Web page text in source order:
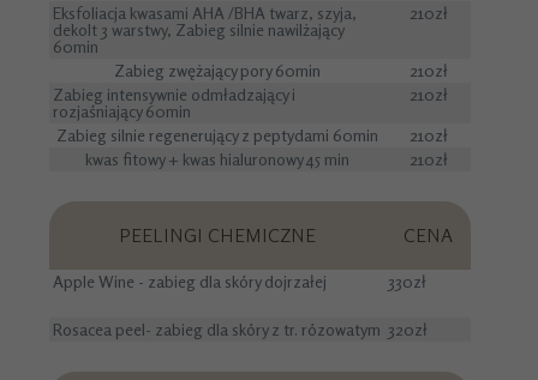
Eksfoliacja kwasami AHA /BHA twarz, szyja,
dekolt 3 warstwy, Zabieg silnie nawilżający
60min
210zł
Zabieg zwężający pory 60min
210zł
Zabieg intensywnie odmładzający i
rozjaśniający 60min
210zł
Zabieg silnie regenerujący z peptydami 60min
210zł
kwas fitowy + kwas hialuronowy 45 min
210zł
PEELINGI CHEMICZNE CENA
Apple Wine - zabieg dla skóry dojrzałej 330zł
Rosacea peel- zabieg dla skóry z tr. rózowatym 320zł